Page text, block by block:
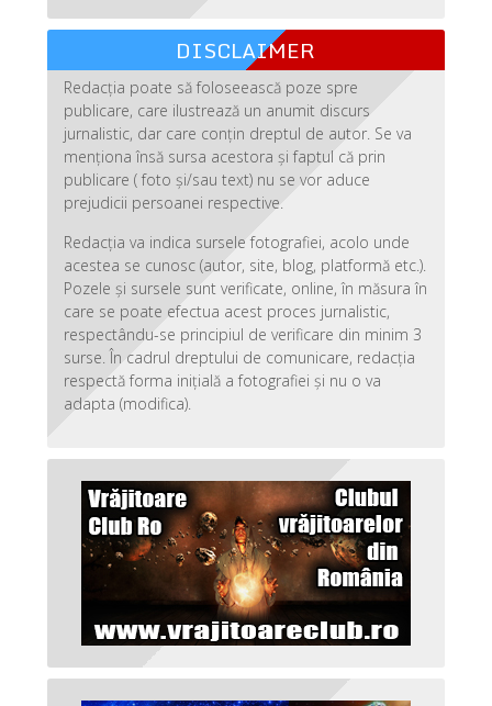
DISCLAIMER
Redacția poate să foloseească poze spre
publicare, care ilustrează un anumit discurs
jurnalistic, dar care conțin dreptul de autor. Se va
menționa însă sursa acestora și faptul că prin
publicare ( foto și/sau text) nu se vor aduce
prejudicii persoanei respective.
Redacția va indica sursele fotografiei, acolo unde
acestea se cunosc (autor, site, blog, platformă etc.).
Pozele și sursele sunt verificate, online, în măsura în
care se poate efectua acest proces jurnalistic,
respectându-se principiul de verificare din minim 3
surse. În cadrul dreptului de comunicare, redacția
respectă forma inițială a fotografiei și nu o va
adapta (modifica).